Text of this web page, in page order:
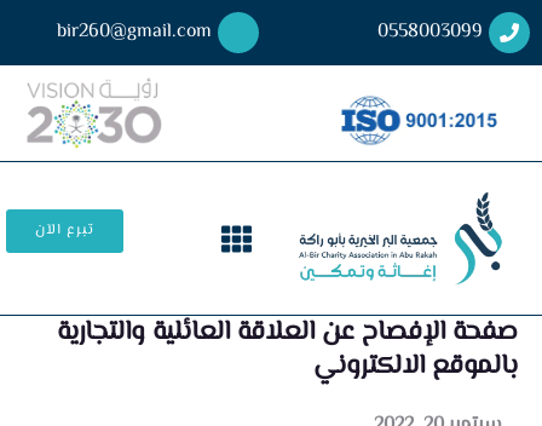
0558003099
bir260@gmail.com
تبرع الآن
صفحة الإفصاح عن العلاقة العائلية والتجارية
بالموقع الالكتروني